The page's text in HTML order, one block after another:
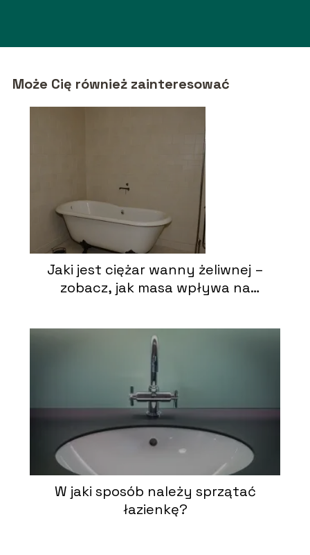
Może Cię również zainteresować
Jaki jest ciężar wanny żeliwnej –
zobacz, jak masa wpływa na
W jaki sposób należy sprzątać
łazienkę?